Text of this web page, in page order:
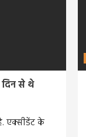
से थे
एक्सीडेंट के